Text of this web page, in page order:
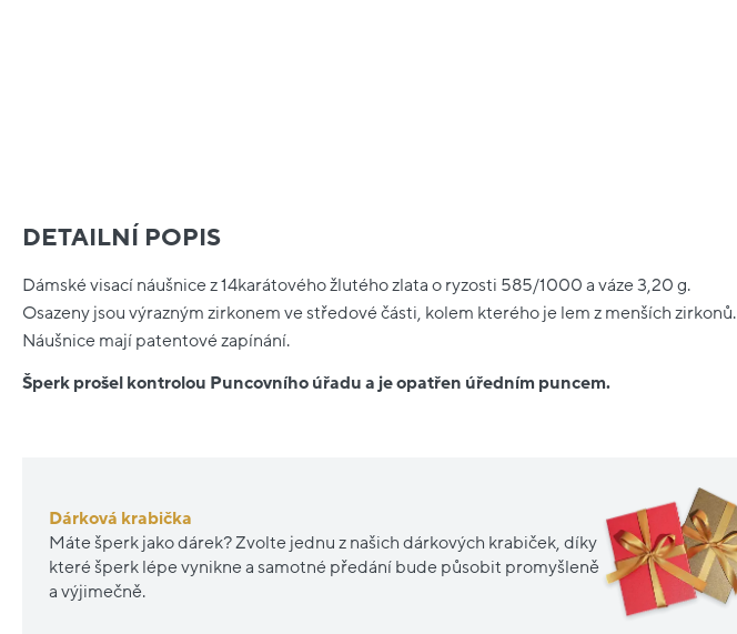
DETAILNÍ POPIS
Dámské visací náušnice z 14karátového žlutého zlata o ryzosti 585/1000 a váze 3,20 g.
Osazeny jsou výrazným zirkonem ve středové části, kolem kterého je lem z menších zirkonů.
Náušnice mají patentové zapínání.
Šperk prošel kontrolou Puncovního úřadu a je opatřen úředním puncem.
Dárková krabička
Máte šperk jako dárek? Zvolte jednu z našich dárkových krabiček, díky
které šperk lépe vynikne a samotné předání bude působit promyšleně
a výjimečně.